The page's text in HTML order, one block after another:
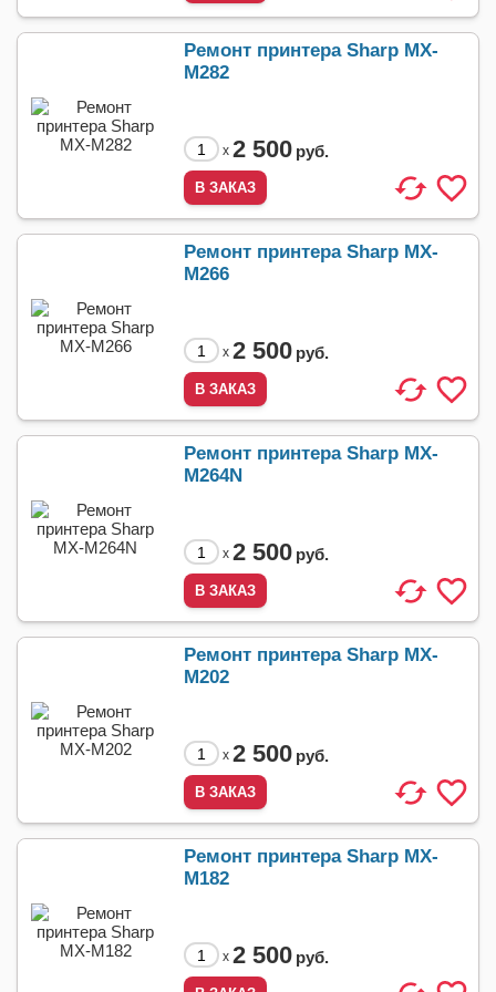
Ремонт принтера Sharp MX-
M282
x 2 500 руб.
Ремонт принтера Sharp MX-
M266
x 2 500 руб.
Ремонт принтера Sharp MX-
M264N
x 2 500 руб.
Ремонт принтера Sharp MX-
M202
x 2 500 руб.
Ремонт принтера Sharp MX-
M182
x 2 500 руб.